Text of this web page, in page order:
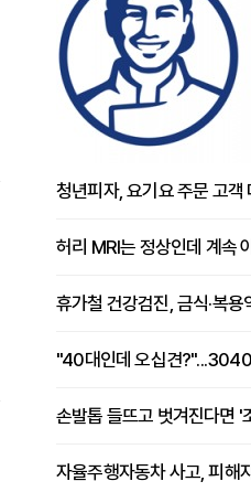
청년피자, 요기요 주문 고객